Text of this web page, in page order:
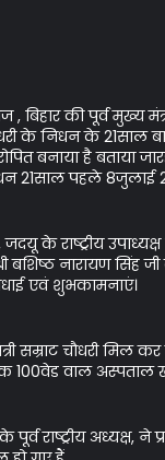
बिहार की पूर्व मुख्य
के निधन के 21साल
बनाया है बताया
21साल पहले 8जुलाई
जदयू के राष्ट्रीय
बशिष्ठ नारायण सिंह
एवं शुभकामनाएं।
सम्राट चौधरी मिल
100वेड वाल अस्पताल
राष्ट्रीय अध्यक्ष, ने